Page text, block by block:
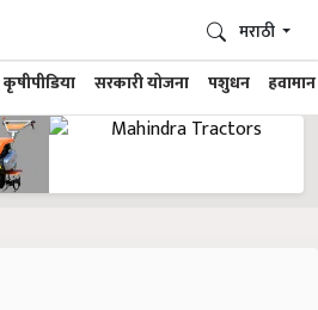
कृषीपीडिया सरकारी योजना पशुधन हवामान
मराठी